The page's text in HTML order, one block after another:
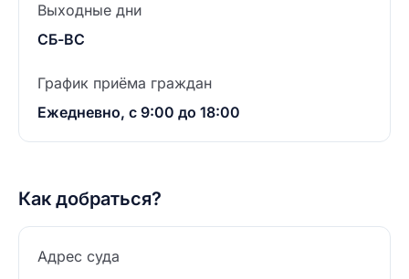
Выходные дни
СБ-ВС
График приёма граждан
Ежедневно, с 9:00 до 18:00
Как добраться?
Адрес суда